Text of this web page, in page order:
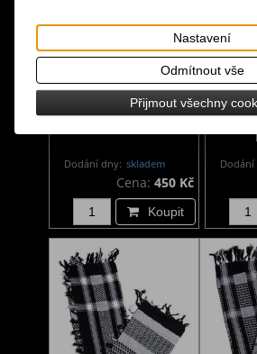
Šátek Arafat Palestina
modro-šedý
Dodání dny: skladem
Cena: 450 Kč
Koupit
Šátek
Dodání
Nastavení
Odmítnout vše
Přijmout všechny